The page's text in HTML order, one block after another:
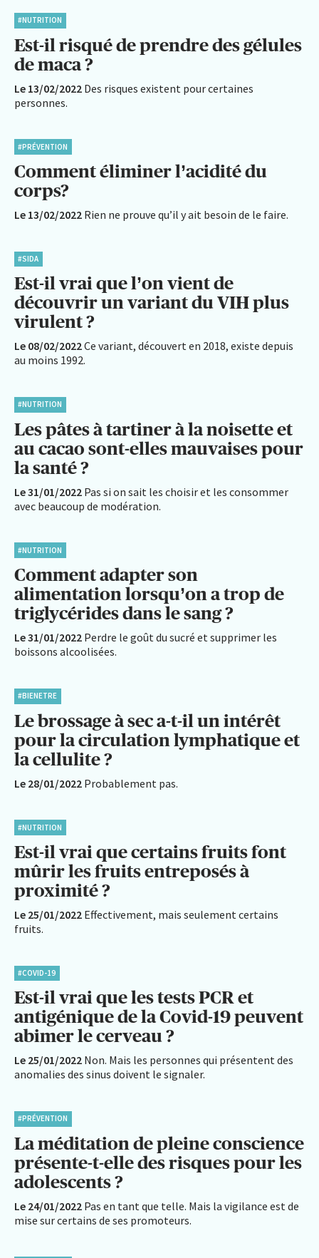
#NUTRITION
Est-il risqué de prendre des gélules
de maca ?
Le 13/02/2022 Des risques existent pour certaines
personnes.
#PRÉVENTION
Comment éliminer l’acidité du
corps?
Le 13/02/2022 Rien ne prouve qu’il y ait besoin de le faire.
#SIDA
Est-il vrai que l’on vient de
découvrir un variant du VIH plus
virulent ?
Le 08/02/2022Ce variant, découvert en 2018, existe depuis
au moins 1992.
#NUTRITION
Les pâtes à tartiner à la noisette et
au cacao sont-elles mauvaises pour
la santé ?
Le 31/01/2022 Pas si on sait les choisir et les consommer
avec beaucoup de modération.
#NUTRITION
Comment adapter son
alimentation lorsqu’on a trop de
triglycérides dans le sang ?
Le 31/01/2022 Perdre le goût du sucré et supprimer les
boissons alcoolisées.
#BIENETRE
Le brossage à sec a-t-il un intérêt
pour la circulation lymphatique et
la cellulite ?
Le 28/01/2022 Probablement pas.
#NUTRITION
Est-il vrai que certains fruits font
mûrir les fruits entreposés à
proximité ?
Le 25/01/2022 Effectivement, mais seulement certains
fruits.
#COVID-19
Est-il vrai que les tests PCR et
antigénique de la Covid-19 peuvent
abimer le cerveau ?
Le 25/01/2022 Non. Mais les personnes qui présentent des
anomalies des sinus doivent le signaler.
#PRÉVENTION
La méditation de pleine conscience
présente-t-elle des risques pour les
adolescents ?
Le 24/01/2022 Pas en tant que telle. Mais la vigilance est de
mise sur certains de ses promoteurs.